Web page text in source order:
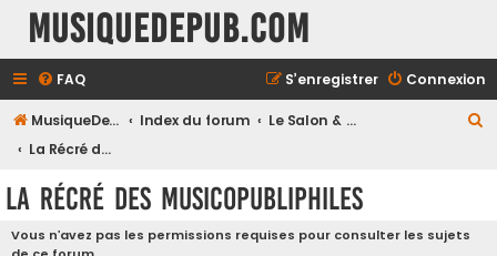
MusiqueDePub.com
FAQ Connexion
S’enregistrer
MusiqueDePub.com Index du forum
Le Salon & les Causeries
La Récré des Musicopubliphiles
La Récré des Musicopubliphiles
Vous n’avez pas les permissions requises pour consulter les sujets